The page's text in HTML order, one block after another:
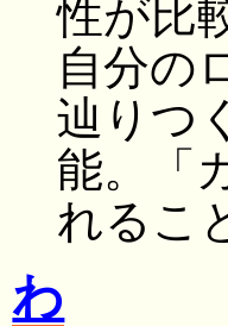
性が比
自分の
辿りつ
能。「
れるこ
わ